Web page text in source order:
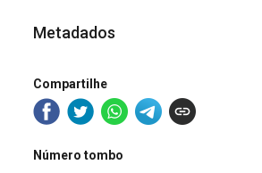
Metadados
Compartilhe
Número tombo